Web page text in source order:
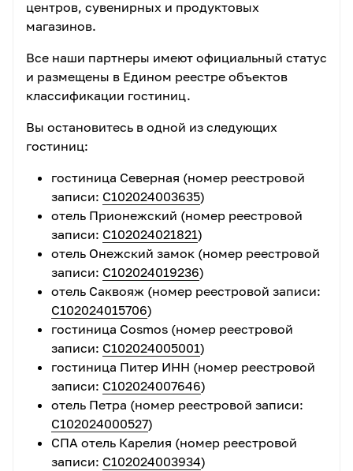
перевозчиком– Паломнической службой
Валаамского монастыря. При отмене экскурсии вы
причинах отмены рейса, которое мы получаем от
партнеров в течение дня.
является неприятным форс-мажорным
обстоятельством, при котором компания несет
убытки. Надеемся на ваше понимание и взаимное
сотрудничество в этой ситуации. Если рейс на
Валаам отменяют заранее, мы предложим для вас
альтернативные экскурсии и постараемся сгладить
неудобства.
Памятка по посещению острова Кижи
Время пребывания на острове - 4 часа
периодc 1 cентября до окончания навигации
время пребывания на острове Кижи составит 3
часа.
При штормовом предупреждении
выхода судов в Онежское озероэкскурсия
отменяется: переносится на другой день тура
или заменяется равноценной по стоимости
экскурсией.
центров, сувенирных и продуктовых
магазинов.
Все наши партнеры имеют официальный статус
и размещены в Едином реестре объектов
классификации гостиниц.
Вы остановитесь в одной из следующих
гостиниц:
гостиница Северная (номер реестровой
записи: С102024003635)
отель Прионежский (номер реестровой
записи: С102024021821)
отель Онежский замок (номер реестровой
записи: С102024019236)
отель Саквояж (номер реестровой записи:
С102024015706)
гостиница Cosmos (номер реестровой
записи: С102024005001)
гостиница Питер ИНН (номер реестровой
записи: С102024007646)
отель Петра (номер реестровой записи:
С102024000527)
СПА отель Карелия (номер реестровой
записи: С102024003934)